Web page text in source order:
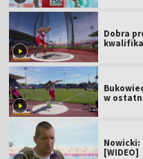
Dobra
w
[WIDEO]